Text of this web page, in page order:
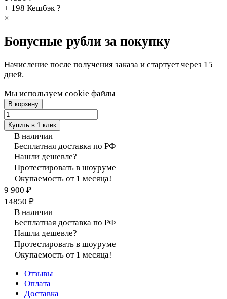
+ 198 Кешбэк ?
×
Бонусные рубли за покупку
Начисление после получения заказа и стартует через 15
дней.
Мы используем cookie файлы
В корзину
Купить в 1 клик
В наличии
Бесплатная доставка по РФ
Нашли дешевле?
Протестировать в шоуруме
Окупаемость от 1 месяца!
9 900 ₽
14850 ₽
В наличии
Бесплатная доставка по РФ
Нашли дешевле?
Протестировать в шоуруме
Окупаемость от 1 месяца!
Отзывы
Оплата
Доставка